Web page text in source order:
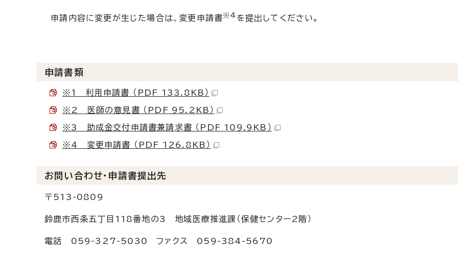
申請内容に変更が生じた場合は、変更申請書※4 を提出してください。
申請書類
※1 利用申請書 （PDF 133.8KB）
※2 医師の意見書 （PDF 95.2KB）
※3 助成金交付申請書兼請求書 （PDF 109.9KB）
※4 変更申請書 （PDF 126.8KB）
お問い合わせ・申請書提出先
〒513-0809
鈴鹿市西条五丁目118番地の3 地域医療推進課（保健センター2階）
電話 059-327-5030 ファクス 059-384-5670